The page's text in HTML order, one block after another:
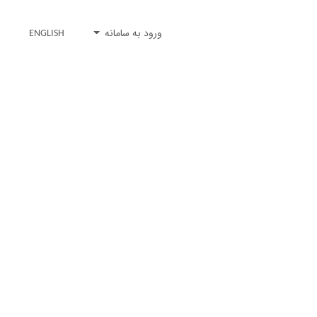
ورود به سامانه ENGLISH